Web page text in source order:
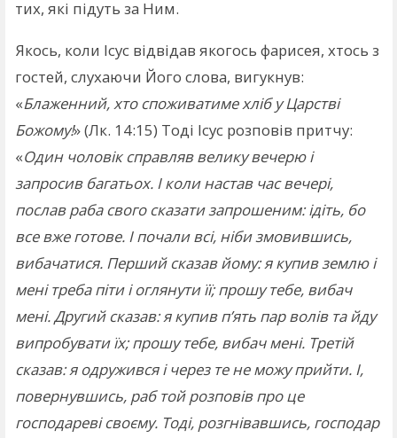
тих, які підуть за Ним.
Якось, коли Ісус відвідав якогось фарисея, хтось з
гостей, слухаючи Його слова, вигукнув:
«Блаженний, хто споживатиме хліб у Царстві
Божому!» (Лк. 14:15) Тоді Ісус розповів притчу:
«Один чоловік справляв велику вечерю і
запросив багатьох. І коли настав час вечері,
послав раба свого сказати запрошеним: ідіть, бо
все вже готове. І почали всі, ніби змовившись,
вибачатися. Перший сказав йому: я купив землю і
мені треба піти і оглянути її; прошу тебе, вибач
мені. Другий сказав: я купив п’ять пар волів та йду
випробувати їх; прошу тебе, вибач мені. Третій
сказав: я одружився і через те не можу прийти. І,
повернувшись, раб той розповів про це
господареві своєму. Тоді, розгнівавшись, господар